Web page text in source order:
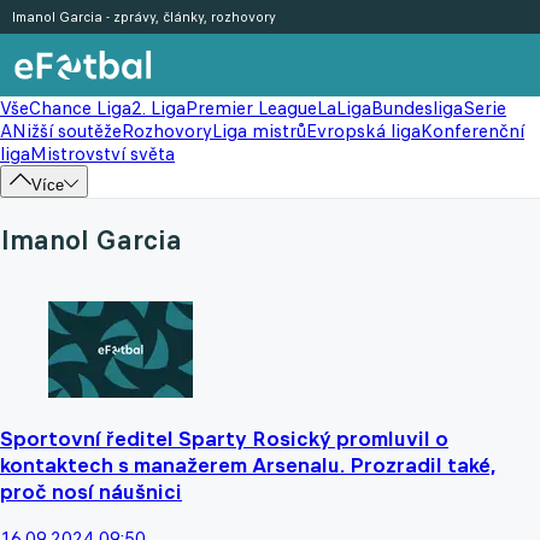
VšeChance Liga2. LigaPremier LeagueLaLigaBundesligaSerie
ANižší soutěžeRozhovoryLiga mistrůEvropská ligaKonferenční
ligaMistrovství světa
Více
Imanol Garcia - zprávy, články, rozhovory
Imanol Garcia
Sportovní ředitel Sparty Rosický promluvil o
kontaktech s manažerem Arsenalu. Prozradil také,
proč nosí náušnici